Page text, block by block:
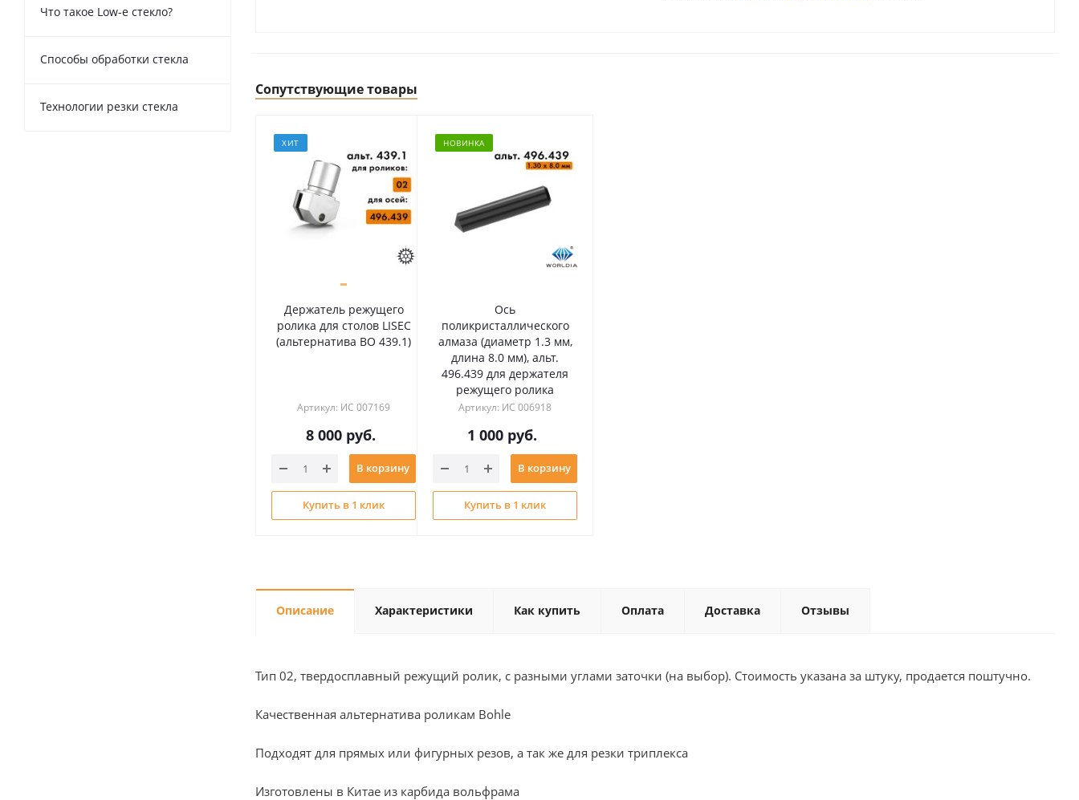
Сопутствующие товары
ХИТ
Держатель режущего
ролика для столов LISEC
(альтернатива BO 439.1)
Артикул: ИС 007169
8 000 руб.
В корзину
Купить в 1 клик
НОВИНКА
Ось
поликристаллического
алмаза (диаметр 1.3 мм,
длина 8.0 мм), альт.
496.439 для держателя
режущего ролика
Артикул: ИС 006918
1 000 руб.
В корзину
Купить в 1 клик
Описание Характеристики Как купить Оплата Доставка Отзывы
Тип 02, твердосплавный режущий ролик, с разными углами заточки (на выбор). Стоимость указана за штуку, продается поштучно.
Качественная альтернатива роликам Bohle
Подходят для прямых или фигурных резов, а так же для резки триплекса
Изготовлены в Китае из карбида вольфрама
Что такое Low-e стекло?
Способы обработки стекла
Технологии резки стекла